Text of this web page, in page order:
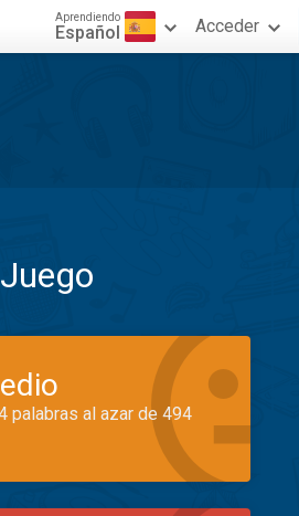
Aprendiendo
Español Acceder
palabras al azar de 494